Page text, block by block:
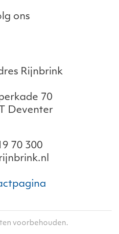
ons
Rijnbrink
70
Deventer
70 300
voorbehouden.